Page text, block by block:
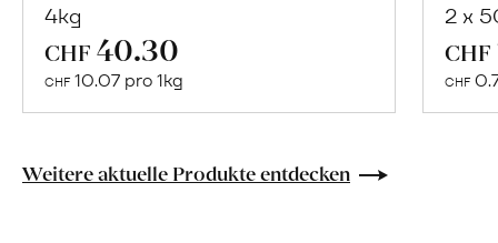
4kg
CHF 40.30
CHF 10.07 pro 1kg
Naturbelassene
Lebensmittel
2 x
CHF
CHF
Weitere aktuelle Produkte entdecken